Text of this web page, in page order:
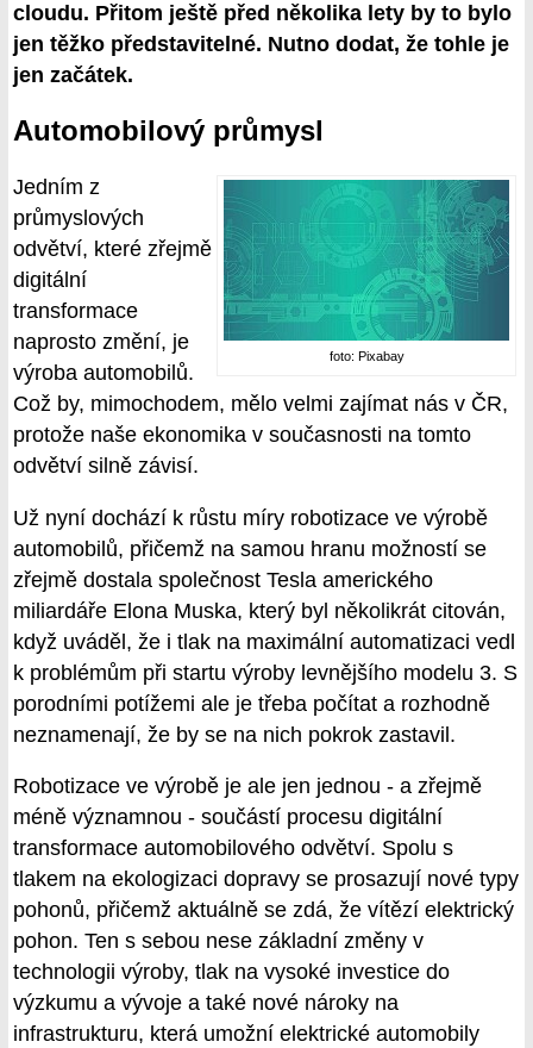
cloudu. Přitom ještě před několika lety by to bylo
jen těžko představitelné. Nutno dodat, že tohle je
jen začátek.
Automobilový průmysl
foto: Pixabay
Jedním z
průmyslových
odvětví, které zřejmě
digitální
transformace
naprosto změní, je
výroba automobilů.
Což by, mimochodem, mělo velmi zajímat nás v ČR,
protože naše ekonomika v současnosti na tomto
odvětví silně závisí.
Už nyní dochází k růstu míry robotizace ve výrobě
automobilů, přičemž na samou hranu možností se
zřejmě dostala společnost Tesla amerického
miliardáře Elona Muska, který byl několikrát citován,
když uváděl, že i tlak na maximální automatizaci vedl
k problémům při startu výroby levnějšího modelu 3. S
porodními potížemi ale je třeba počítat a rozhodně
neznamenají, že by se na nich pokrok zastavil.
Robotizace ve výrobě je ale jen jednou - a zřejmě
méně významnou - součástí procesu digitální
transformace automobilového odvětví. Spolu s
tlakem na ekologizaci dopravy se prosazují nové typy
pohonů, přičemž aktuálně se zdá, že vítězí elektrický
pohon. Ten s sebou nese základní změny v
technologii výroby, tlak na vysoké investice do
výzkumu a vývoje a také nové nároky na
infrastrukturu, která umožní elektrické automobily